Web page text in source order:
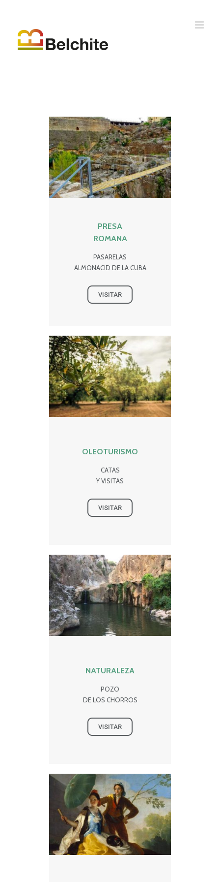
PRESA
ROMANA
PASARELAS
ALMONACID DE LA CUBA
VISITAR
OLEOTURISMO
CATAS
Y VISITAS
VISITAR
NATURALEZA
POZO
DE LOS CHORROS
VISITAR